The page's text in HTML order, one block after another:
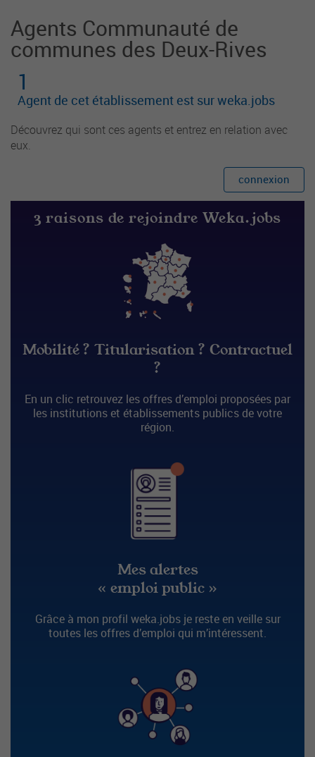
Agents Communauté de
communes des Deux-Rives
1
Agent de cet établissement est sur weka.jobs
Découvrez qui sont ces agents et entrez en relation avec
eux.
connexion
3 raisons de rejoindre Weka.jobs
Mobilité ? Titularisation ? Contractuel
?
En un clic retrouvez les offres d’emploi proposées par
les institutions et établissements publics de votre
région.
Mes alertes
« emploi public »
Grâce à mon profil weka.jobs je reste en veille sur
toutes les offres d’emploi qui m’intéressent.